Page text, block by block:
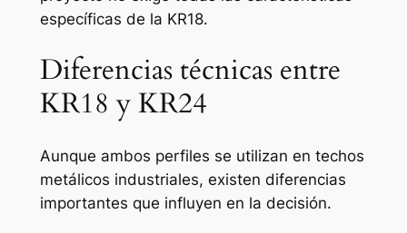
específicas de la KR18.
Diferencias técnicas entre
KR18 y KR24
Aunque ambos perfiles se utilizan en techos
metálicos industriales, existen diferencias
importantes que influyen en la decisión.